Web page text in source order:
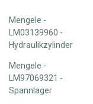
Mengele -
LM03139960 -
Hydraulikzylinder
Mengele -
LM97069321 -
Spannlager